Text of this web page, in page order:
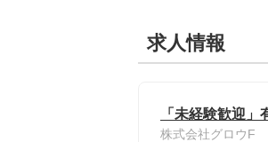
求人情報
「未経験歓迎
株式会社グロウF